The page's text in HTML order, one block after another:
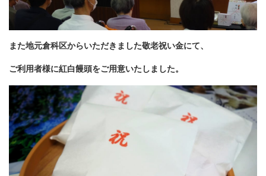
また地元倉科区からいただきました敬老祝い金にて、
ご利用者様に紅白饅頭をご用意いたしました。